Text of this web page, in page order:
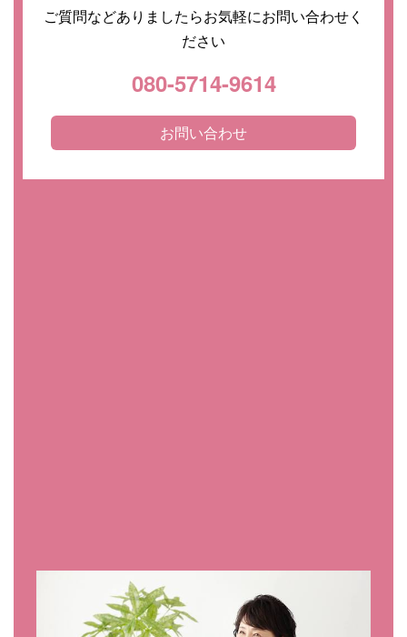
ご質問などありましたらお気軽にお問い合わせく
ださい
080-5714-9614
お問い合わせ